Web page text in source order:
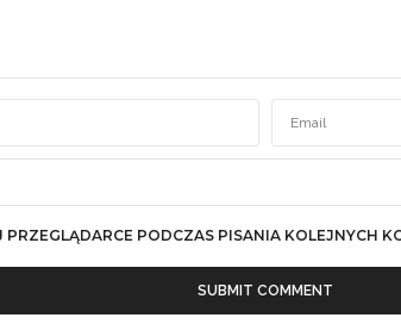
PODCZAS PISANIA KOLEJNYCH